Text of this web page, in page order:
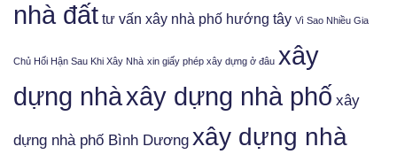
nhà đất tư vấn xây nhà phố hướng tây Vì Sao Nhiều Gia
Chủ Hối Hận Sau Khi Xây Nhà xin giấy phép xây dựng ở đâu xây
dựng nhàxây dựng nhà phố xây
dựng nhà phố Bình Dương xây dựng nhà